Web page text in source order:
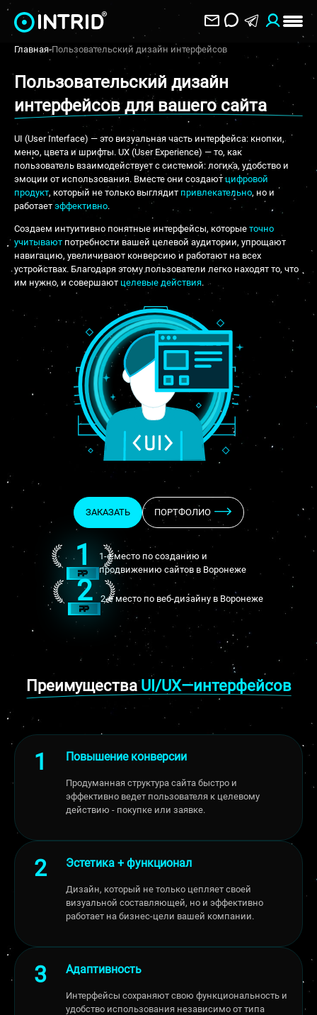
Главная-Пользовательский дизайн интерфейсов
Пользовательский дизайн
интерфейсов для вашего сайта
UI (User Interface) — это визуальная часть интерфейса: кнопки,
меню, цвета и шрифты. UX (User Experience) — то, как
пользователь взаимодействует с системой: логика, удобство и
эмоции от использования. Вместе они создаютцифровой
продукт, который не только выглядит привлекательно, но и
работает эффективно.
Создаем интуитивно понятные интерфейсы, которые точно
учитывают потребности вашей целевой аудитории, упрощают
навигацию, увеличивают конверсию и работают на всех
устройствах. Благодаря этому пользователи легко находят то, что
им нужно, и совершают целевые действия.
ЗАКАЗАТЬ ПОРТФОЛИО
1
1-е место по созданию и
продвижению сайтов в Воронеже
2 2-е место по веб-дизайну в Воронеже
ПреимуществаUI/UX—интерфейсов
Повышение конверсии
Продуманная структура сайта быстро и
эффективно ведет пользователя к целевому
действию - покупке или заявке.
Эстетика + функционал
Дизайн, который не только цепляет своей
визуальной составляющей, но и эффективно
работает на бизнес-цели вашей компании.
Адаптивность
Интерфейсы сохраняют свою функциональность и
удобство использования независимо от типа